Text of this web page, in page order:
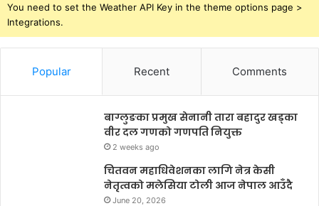
You need to set the Weather API Key in the theme options page >
Integrations.
Popular Recent Comments
बाग्लुङका प्रमुख सेनानी तारा बहादुर खड्का
वीर दल गणको गणपति नियुक्त
2 weeks ago
चितवन महाधिवेशनका लागि नेत्र केसी
नेतृत्वको मलेसिया टोली आज नेपाल आउँदै
June 20, 2026